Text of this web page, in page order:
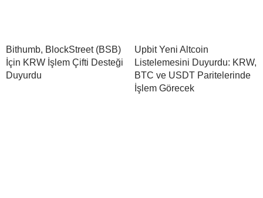
Bithumb, BlockStreet (BSB)
İçin KRW İşlem Çifti Desteği
Duyurdu
Upbit Yeni Altcoin
Listelemesini Duyurdu: KRW,
BTC ve USDT Paritelerinde
İşlem Görecek